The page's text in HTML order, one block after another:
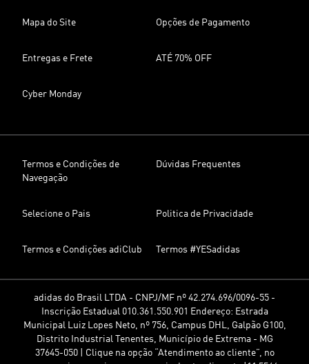
Mapa do Site Opções de Pagamento
Entregas e Frete ATÉ 70% OFF
Cyber Monday
Termos e Condições de
Navegação
Dúvidas Frequentes
Selecione o Pais Politica de Privacidade
Termos e Condições adiClub Termos #YESadidas
adidas do Brasil LTDA - CNPJ/MF nº 42.274.696/0096-55 -
Inscrição Estadual 010.361.550.901 Endereço: Estrada
Municipal Luiz Lopes Neto, nº 756, Campus DHL, Galpão G100,
Distrito Industrial Tenentes, Município de Extrema - MG
37645-050 | Clique na opção “Atendimento ao cliente”, no